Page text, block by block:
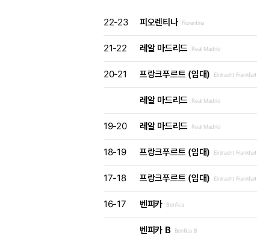
22-23 피오렌티나 Fiorentina
21-22 레알 마드리드 Real Madrid
20-21 프랑크푸르트 (임대) Eintracht Frankfurt
레알 마드리드 Real Madrid
19-20 레알 마드리드 Real Madrid
18-19 프랑크푸르트 (임대) Eintracht Frankfurt
17-18 프랑크푸르트 (임대) Eintracht Frankfurt
16-17 벤피카 Benfica
벤피카 B Benfica B